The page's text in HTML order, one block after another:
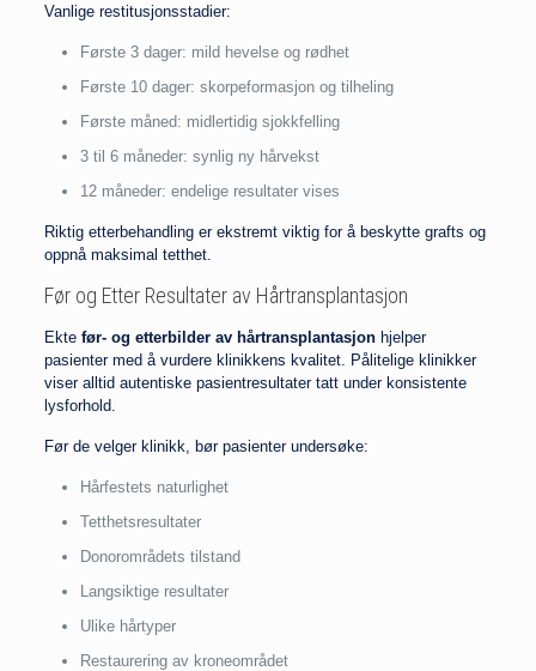
Vanlige restitusjonsstadier:
Første 3 dager: mild hevelse og rødhet
Første 10 dager: skorpeformasjon og tilheling
Første måned: midlertidig sjokkfelling
3 til 6 måneder: synlig ny hårvekst
12 måneder: endelige resultater vises
Riktig etterbehandling er ekstremt viktig for å beskytte grafts og
oppnå maksimal tetthet.
Før og Etter Resultater av Hårtransplantasjon
Ekte før- og etterbilder av hårtransplantasjonhjelper
pasienter med å vurdere klinikkens kvalitet. Pålitelige klinikker
viser alltid autentiske pasientresultater tatt under konsistente
lysforhold.
Før de velger klinikk, bør pasienter undersøke:
Hårfestets naturlighet
Tetthetsresultater
Donorområdets tilstand
Langsiktige resultater
Ulike hårtyper
Restaurering av kroneområdet